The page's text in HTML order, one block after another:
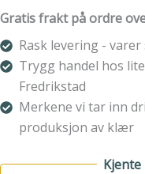
Gratis frakt på ordre
Rask levering -
Trygg handel hos
Fredrikstad
Merkene vi tar inn
produksjon av klær